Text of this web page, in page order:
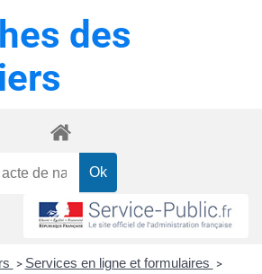
des
> Services en ligne et formulaires >